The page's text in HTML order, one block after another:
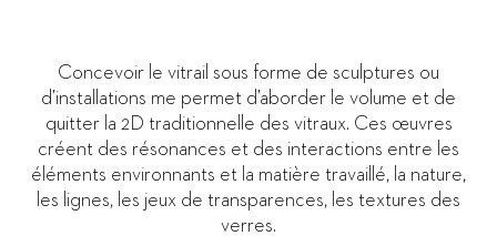
Concevoir le vitrail sous forme de sculptures ou
d’installations me permet d’aborder le volume et de
quitter la 2D traditionnelle des vitraux. Ces œuvres
créent des résonances et des interactions entre les
éléments environnants et la matière travaillé, la nature,
les lignes, les jeux de transparences, les textures des
verres.